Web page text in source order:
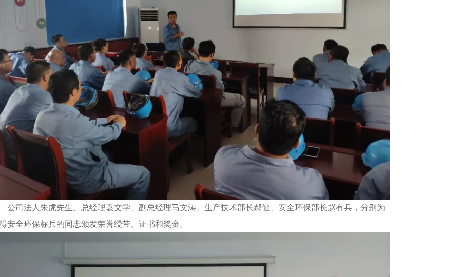
公司法人朱虎先生、总经理袁文学、副总经理马文涛、生产技术部长郝健、安全环保部长赵有兵，分别为
安全环保标兵的同志颁发荣誉绶带、证书和奖金。